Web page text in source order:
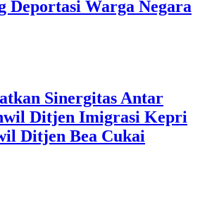
Deportasi Warga Negara
Sinergitas Antar
Ditjen Imigrasi Kepri
Ditjen Bea Cukai